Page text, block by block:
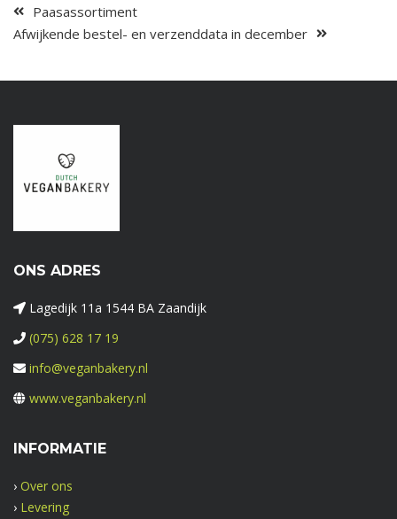
Paasassortiment
Afwijkende bestel- en verzenddata in december
ONS ADRES
Lagedijk 11a 1544 BA Zaandijk
(075) 628 17 19
info@veganbakery.nl
www.veganbakery.nl
INFORMATIE
› Over ons
› Levering